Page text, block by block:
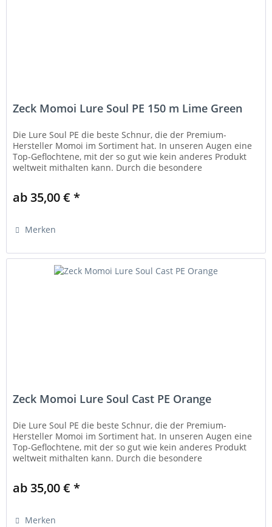
Zeck Momoi Lure Soul PE 150 m Lime Green
Die Lure Soul PE die beste Schnur, die der Premium-
Hersteller Momoi im Sortiment hat. In unseren Augen eine
Top-Geflochtene, mit der so gut wie kein anderes Produkt
weltweit mithalten kann. Durch die besondere
ab 35,00 € *
Merken
Zeck Momoi Lure Soul Cast PE Orange
Die Lure Soul PE die beste Schnur, die der Premium-
Hersteller Momoi im Sortiment hat. In unseren Augen eine
Top-Geflochtene, mit der so gut wie kein anderes Produkt
weltweit mithalten kann. Durch die besondere
ab 35,00 € *
Merken